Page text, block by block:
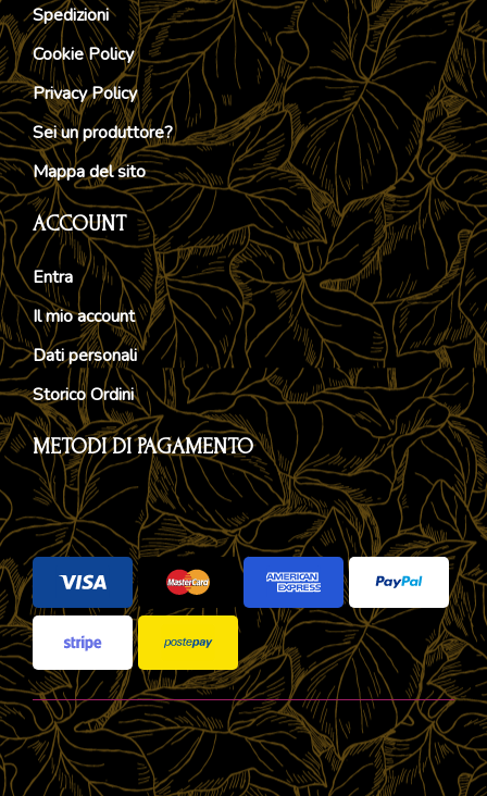
Spedizioni
Cookie Policy
Privacy Policy
Sei un produttore?
Mappa del sito
ACCOUNT
Entra
Il mio account
Dati personali
Storico Ordini
METODI DI PAGAMENTO